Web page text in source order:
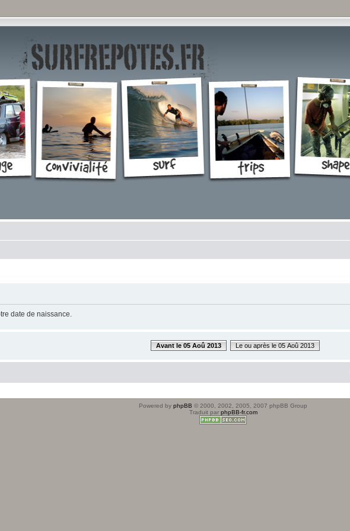
date de naissance.
Avant le 05 Aoû 2013 Le ou après le 05 Aoû 2013
Powered by phpBB © 2000, 2002, 2005, 2007 phpBB Group
Traduit par phpBB-fr.com